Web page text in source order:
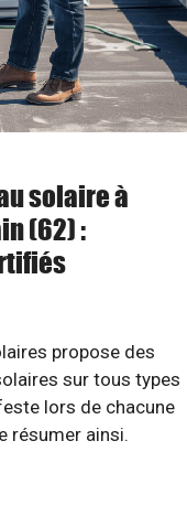
solaire à
(62) :
propose des
sur tous types
lors de chacune
résumer ainsi.